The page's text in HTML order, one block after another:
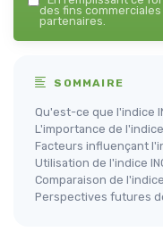
des fins
partenaires.
SOMMAIRE
Qu'est-ce que l'indice
L'importance de
Facteurs influençant
Utilisation de l'indice
Comparaison de
Perspectives futures